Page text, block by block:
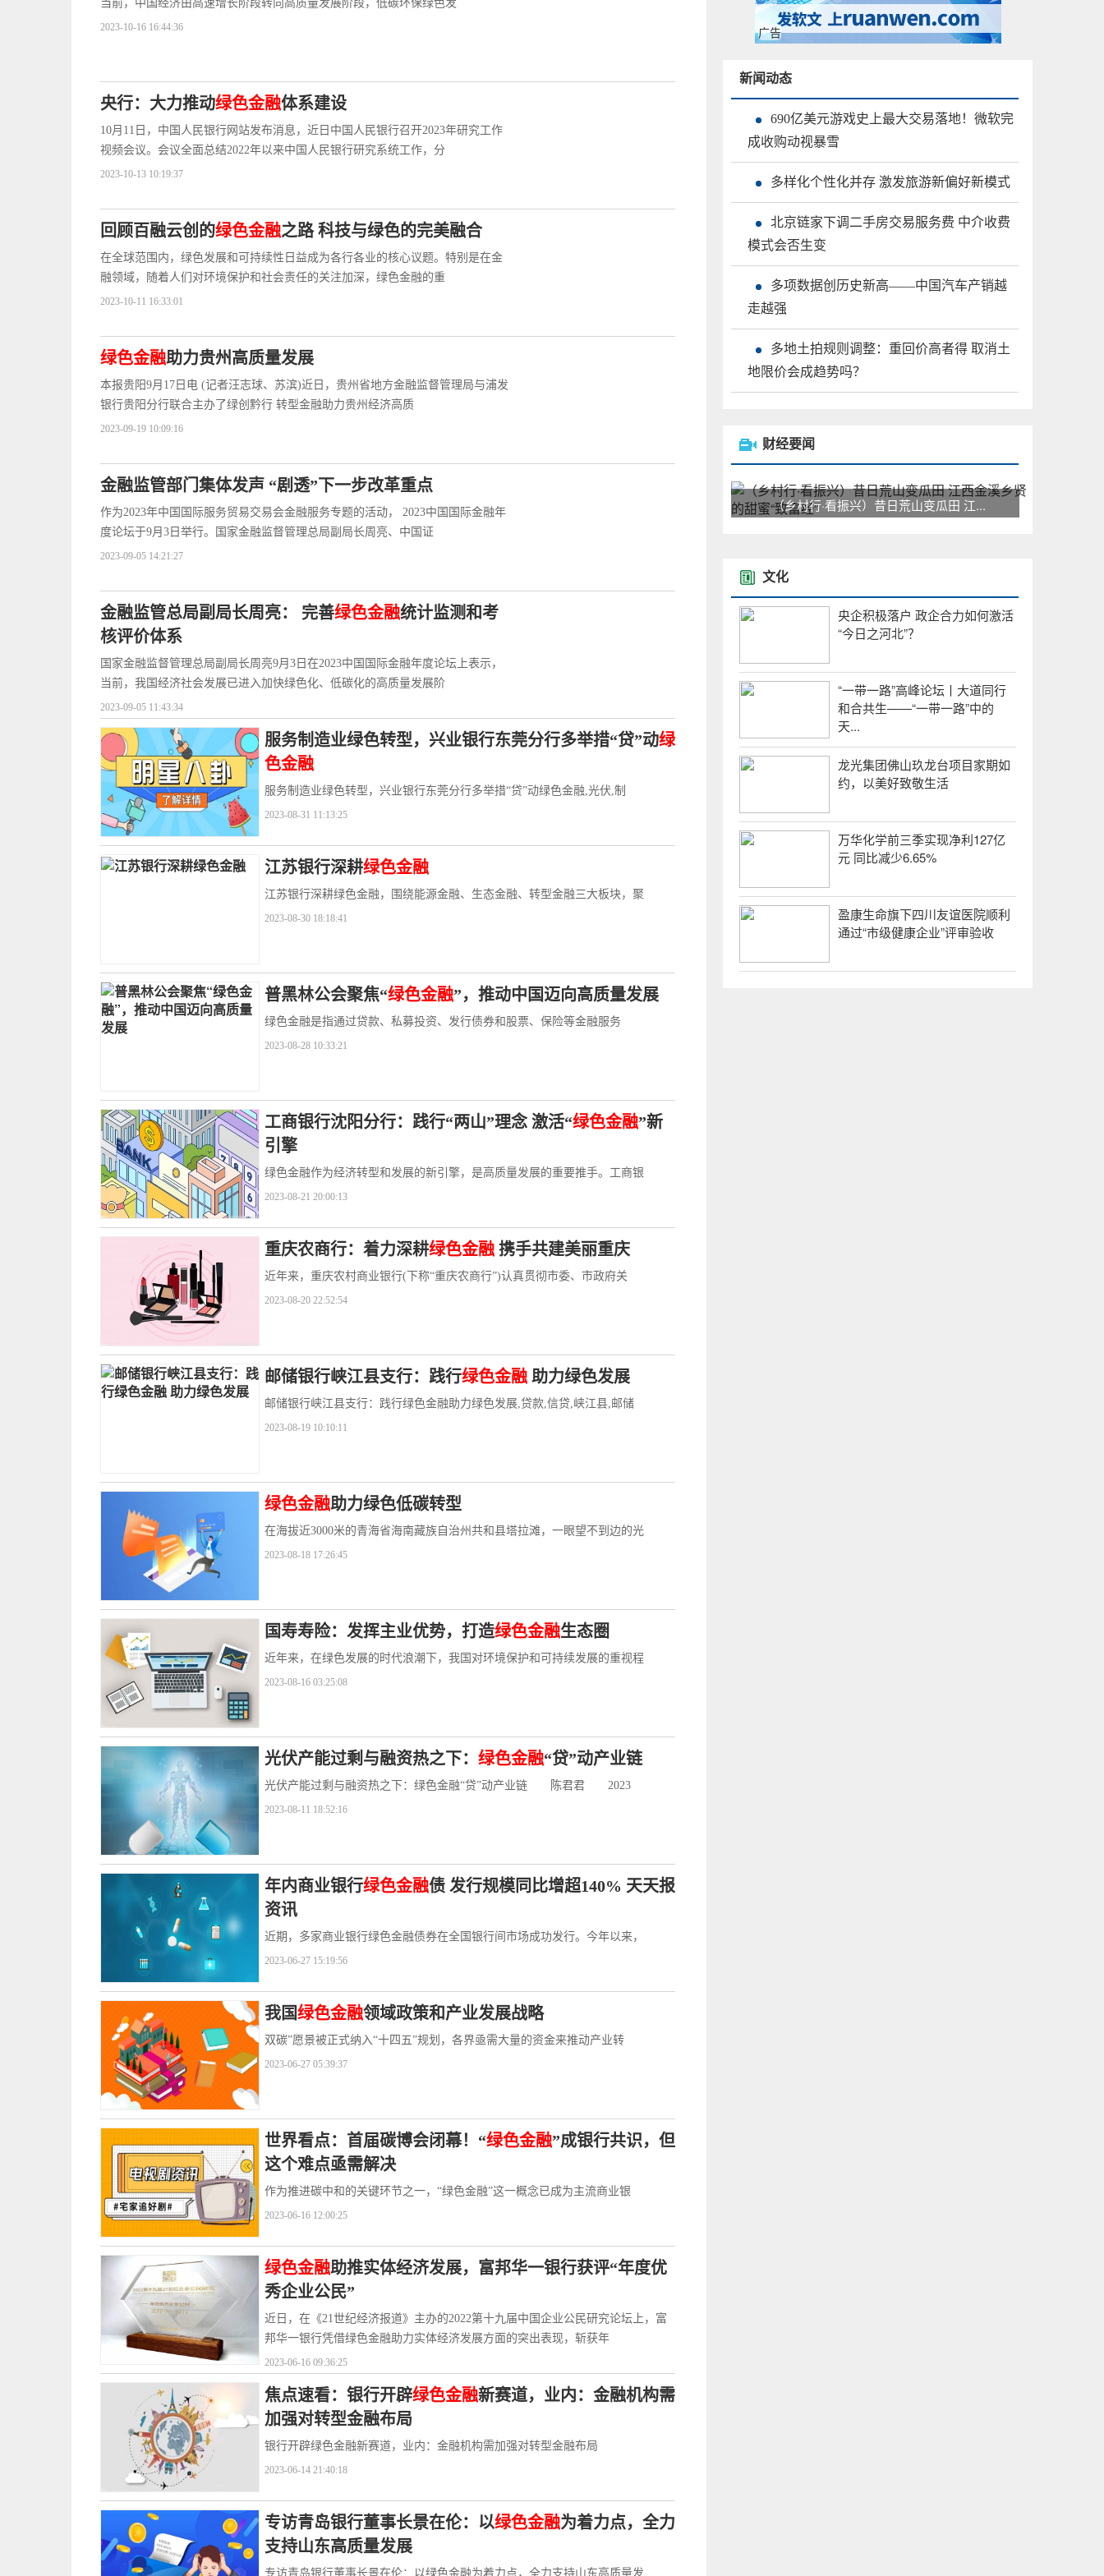
当前，中国经济由高速增长阶段转向高质量发展阶段，低碳环保绿色发
2023-10-16 16:44:36
央行：大力推动绿色金融体系建设
10月11日，中国人民银行网站发布消息，近日中国人民银行召开2023年研究工作
视频会议。会议全面总结2022年以来中国人民银行研究系统工作，分
2023-10-13 10:19:37
回顾百融云创的绿色金融之路 科技与绿色的完美融合
在全球范围内，绿色发展和可持续性日益成为各行各业的核心议题。特别是在金
融领域，随着人们对环境保护和社会责任的关注加深，绿色金融的重
2023-10-11 16:33:01
绿色金融助力贵州高质量发展
本报贵阳9月17日电 (记者汪志球、苏滨)近日，贵州省地方金融监督管理局与浦发
银行贵阳分行联合主办了绿创黔行 转型金融助力贵州经济高质
2023-09-19 10:09:16
金融监管部门集体发声 “剧透”下一步改革重点
作为2023年中国国际服务贸易交易会金融服务专题的活动， 2023中国国际金融年
度论坛于9月3日举行。国家金融监督管理总局副局长周亮、中国证
2023-09-05 14:21:27
金融监管总局副局长周亮： 完善绿色金融统计监测和考
核评价体系
国家金融监督管理总局副局长周亮9月3日在2023中国国际金融年度论坛上表示，
当前，我国经济社会发展已进入加快绿色化、低碳化的高质量发展阶
2023-09-05 11:43:34
服务制造业绿色转型，兴业银行东莞分行多举措“贷”动绿
色金融
服务制造业绿色转型，兴业银行东莞分行多举措“贷”动绿色金融,光伏,制
2023-08-31 11:13:25
江苏银行深耕绿色金融
江苏银行深耕绿色金融，围绕能源金融、生态金融、转型金融三大板块，聚
2023-08-30 18:18:41
普黑林公会聚焦“绿色金融”，推动中国迈向高质量发展
绿色金融是指通过贷款、私募投资、发行债券和股票、保险等金融服务
2023-08-28 10:33:21
工商银行沈阳分行：践行“两山”理念 激活“绿色金融”新
引擎
绿色金融作为经济转型和发展的新引擎，是高质量发展的重要推手。工商银
2023-08-21 20:00:13
重庆农商行：着力深耕绿色金融 携手共建美丽重庆
近年来，重庆农村商业银行(下称“重庆农商行”)认真贯彻市委、市政府关
2023-08-20 22:52:54
邮储银行峡江县支行：践行绿色金融 助力绿色发展
邮储银行峡江县支行：践行绿色金融助力绿色发展,贷款,信贷,峡江县,邮储
2023-08-19 10:10:11
绿色金融助力绿色低碳转型
在海拔近3000米的青海省海南藏族自治州共和县塔拉滩，一眼望不到边的光
2023-08-18 17:26:45
国寿寿险：发挥主业优势，打造绿色金融生态圈
近年来，在绿色发展的时代浪潮下，我国对环境保护和可持续发展的重视程
2023-08-16 03:25:08
光伏产能过剩与融资热之下： 绿色金融“贷”动产业链
光伏产能过剩与融资热之下：绿色金融“贷”动产业链 陈君君 2023
2023-08-11 18:52:16
年内商业银行绿色金融债 发行规模同比增超140% 天天报
资讯
近期，多家商业银行绿色金融债券在全国银行间市场成功发行。今年以来，
2023-06-27 15:19:56
我国绿色金融领域政策和产业发展战略
双碳”愿景被正式纳入“十四五”规划，各界亟需大量的资金来推动产业转
2023-06-27 05:39:37
世界看点：首届碳博会闭幕！“绿色金融”成银行共识，但
这个难点亟需解决
作为推进碳中和的关键环节之一，“绿色金融”这一概念已成为主流商业银
2023-06-16 12:00:25
绿色金融助推实体经济发展，富邦华一银行获评“年度优
秀企业公民”
近日，在《21世纪经济报道》主办的2022第十九届中国企业公民研究论坛上，富
邦华一银行凭借绿色金融助力实体经济发展方面的突出表现，斩获年
2023-06-16 09:36:25
焦点速看：银行开辟绿色金融新赛道，业内：金融机构需
加强对转型金融布局
银行开辟绿色金融新赛道，业内：金融机构需加强对转型金融布局
2023-06-14 21:40:18
专访青岛银行董事长景在伦：以绿色金融为着力点，全力
支持山东高质量发展
专访青岛银行董事长景在伦：以绿色金融为着力点，全力支持山东高质量发
广告
新闻动态
690亿美元游戏史上最大交易落地！微软完
成收购动视暴雪
多样化个性化并存 激发旅游新偏好新模式
北京链家下调二手房交易服务费 中介收费
模式会否生变
多项数据创历史新高——中国汽车产销越
走越强
多地土拍规则调整：重回价高者得 取消土
地限价会成趋势吗？
财经要闻
（乡村行·看振兴）昔日荒山变瓜田 江...
文化
央企积极落户 政企合力如何激活
“今日之河北”？
“一带一路”高峰论坛丨大道同行
和合共生——“一带一路”中的
天...
龙光集团佛山玖龙台项目家期如
约，以美好致敬生活
万华化学前三季实现净利127亿
元 同比减少6.65%
盈康生命旗下四川友谊医院顺利
通过“市级健康企业”评审验收